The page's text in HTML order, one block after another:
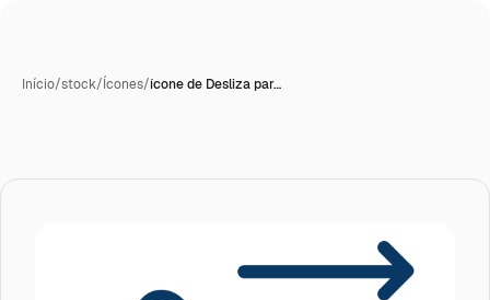
Início/stock/Ícones/ícone de Desliza par…